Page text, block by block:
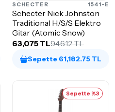
SCHECTER 1541-E
Schecter Nick Johnston
Traditional H/S/S Elektro
Gitar (Atomic Snow)
63,075 TL94,612 TL
Sepette 61,182.75 TL
Sepette %3